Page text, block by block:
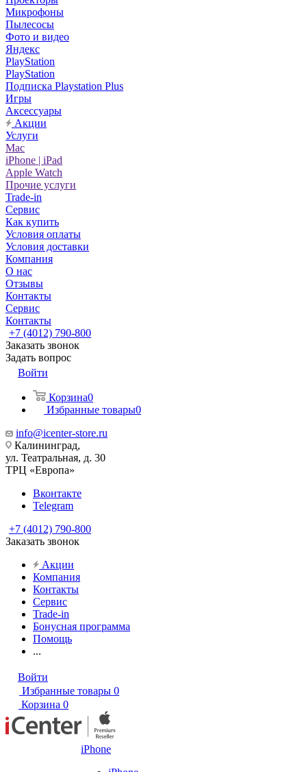
Микрофоны
Пылесосы
Фото и видео
Яндекс
PlayStation
PlayStation
Подписка Playstation Plus
Игры
Аксессуары
Акции
Услуги
Mac
iPhone | iPad
Apple Watch
Прочие услуги
Trade-in
Сервис
Как купить
Условия оплаты
Условия доставки
Компания
О нас
Отзывы
Контакты
Сервис
Контакты
+7 (4012) 790-800
Заказать звонок
Задать вопрос
Войти
Корзина0
Избранные товары0
info@icenter-store.ru
Калининград,
ул. Театральная, д. 30
ТРЦ «Европа»
Вконтакте
Telegram
+7 (4012) 790-800
Заказать звонок
Акции
Компания
Контакты
Сервис
Trade-in
Бонусная программа
Помощь
...
Войти
Избранные товары 0
Корзина 0
iPhone